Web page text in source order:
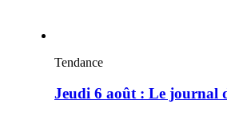
Tendance
Jeudi 6 août : Le journal